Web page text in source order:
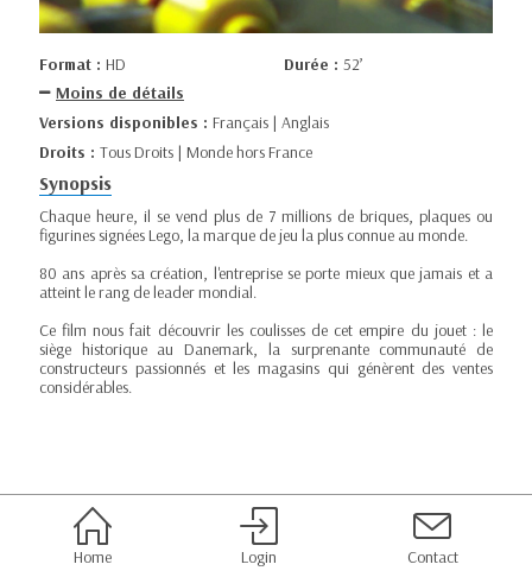
Format : HD Durée : 52’
Moins de détails
Versions disponibles : Français | Anglais
Droits : Tous Droits | Monde hors France
Synopsis
Chaque heure, il se vend plus de 7 millions de briques, plaques ou
figurines signées Lego, la marque de jeu la plus connue au monde.
80 ans après sa création, l'entreprise se porte mieux que jamais et a
atteint le rang de leader mondial.
Ce film nous fait découvrir les coulisses de cet empire du jouet : le
siège historique au Danemark, la surprenante communauté de
constructeurs passionnés et les magasins qui génèrent des ventes
considérables.
Home Login Contact